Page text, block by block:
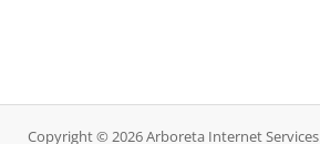
Copyright © 2026 Arboreta Internet